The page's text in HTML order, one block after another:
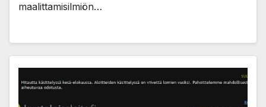
maalittamisilmiön…